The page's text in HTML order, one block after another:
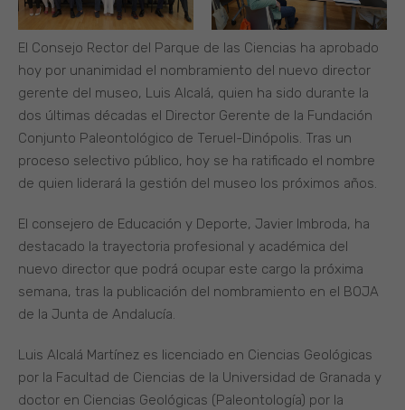
El Consejo Rector del Parque de las Ciencias ha aprobado
hoy por unanimidad el nombramiento del nuevo director
gerente del museo, Luis Alcalá, quien ha sido durante la
dos últimas décadas el Director Gerente de la Fundación
Conjunto Paleontológico de Teruel-Dinópolis. Tras un
proceso selectivo público, hoy se ha ratificado el nombre
de quien liderará la gestión del museo los próximos años.
El consejero de Educación y Deporte, Javier Imbroda, ha
destacado la trayectoria profesional y académica del
nuevo director que podrá ocupar este cargo la próxima
semana, tras la publicación del nombramiento en el BOJA
de la Junta de Andalucía.
Luis Alcalá Martínez es licenciado en Ciencias Geológicas
por la Facultad de Ciencias de la Universidad de Granada y
doctor en Ciencias Geológicas (Paleontología) por la